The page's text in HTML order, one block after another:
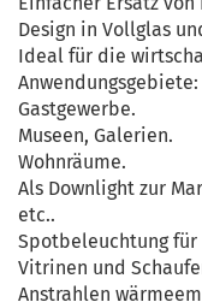
Design in Vollglas
Ideal für die
Anwendungsgebiete:
Gastgewerbe.
Museen, Galerien.
Wohnräume.
Als Downlight zur
etc..
Spotbeleuchtung für
Vitrinen und
Anstrahlen